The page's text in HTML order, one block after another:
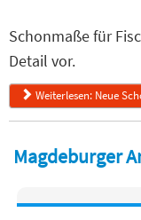
Schonmaße für
Detail vor.
Weiterlesen: Neue
Magdeburger